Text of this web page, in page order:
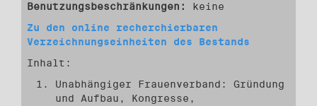
Benutzungsbeschränkungen:
keine
Zu den online recherchierbaren
Verzeichnungseinheiten des Bestands
Inhalt:
Unabhängiger Frauenverband: Gründung
und Aufbau, Kongresse,